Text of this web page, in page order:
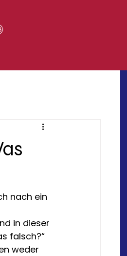
nach ein
in dieser
falsch?“
weder